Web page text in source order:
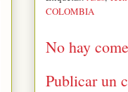
COLOMBIA
No hay
Publicar un